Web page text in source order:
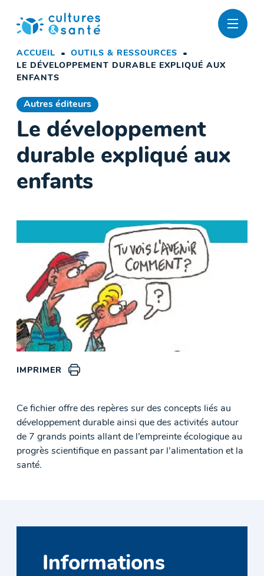
contenu
ACCUEIL
OUTILS & RESSOURCES
LE DÉVELOPPEMENT DURABLE EXPLIQUÉ AUX
ENFANTS
Autres éditeurs
Le développement
durable expliqué aux
enfants
IMPRIMER
Ce fichier offre des repères sur des concepts liés au
développement durable ainsi que des activités autour
de 7 grands points allant de l’empreinte écologique au
progrès scientifique en passant par l’alimentation et la
santé.
Informations